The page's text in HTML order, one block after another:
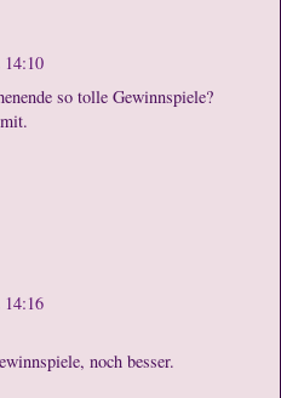
14:10
so tolle Gewinnspiele?
14:16
noch besser.